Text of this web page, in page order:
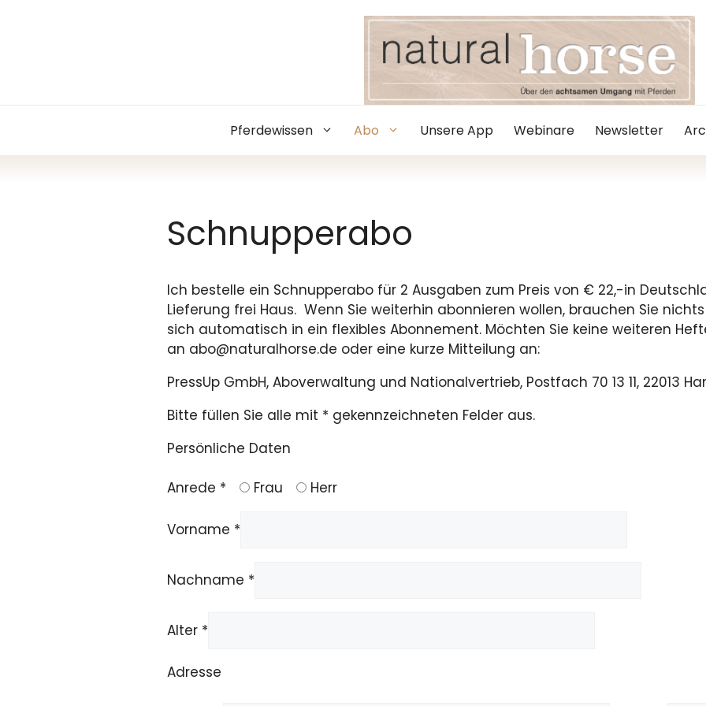
Pferdewissen Abo Unsere App Webinare Newsletter
Schnupperabo
Ich bestelle ein Schnupperabo für 2 Ausgaben zum Preis von € 22,-in
Lieferung frei Haus. Wenn Sie weiterhin abonnieren wollen, brauchen Sie
sich automatisch in ein flexibles Abonnement. Möchten Sie keine weiteren
an abo@naturalhorse.de oder eine kurze Mitteilung an:
PressUp GmbH, Aboverwaltung und Nationalvertrieb, Postfach 70 13 11, 22013
Bitte füllen Sie alle mit * gekennzeichneten Felder aus.
Persönliche Daten
Anrede * Frau Herr
Vorname *
Nachname *
Alter *
Adresse